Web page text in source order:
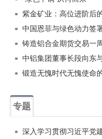
紫金矿业：高位进阶后
中国恩菲与绿色动力签
铸造铝合金期货交易一
专题
深入学习贯彻习近平党